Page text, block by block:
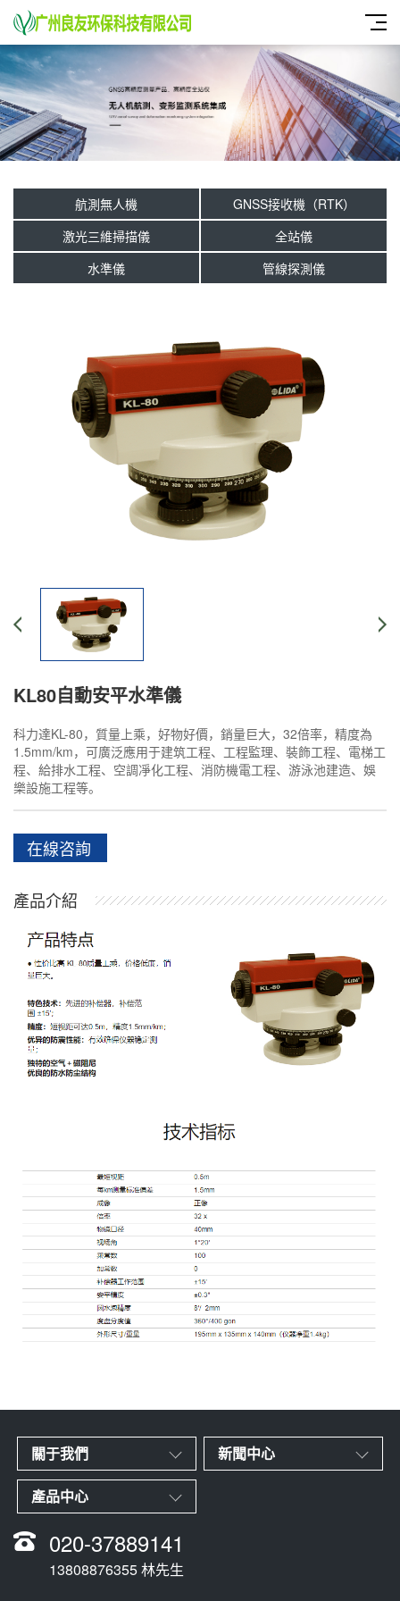
航測無人機
GNSS接收機（RTK）
激光三維掃描儀
全站儀
水準儀
管線探測儀
KL80自動安平水準儀
科力達KL-80，質量上乘，好物好價，銷量巨大，32倍率，精度為
1.5mm/km，可廣泛應用于建筑工程、工程監理、裝飾工程、電梯工
程、給排水工程、空調凈化工程、消防機電工程、游泳池建造、娛
樂設施工程等。
在線咨詢
產品介紹
關于我們 新聞中心
產品中心
020-37889141
13808876355 林先生